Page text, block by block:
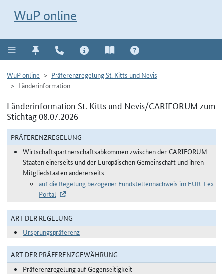
WuP online
WuP online
Präferenzregelung St. Kitts und Nevis
Länderinformation
Länderinformation St. Kitts und Nevis/CARIFORUM zum
Stichtag 08.07.2026
PRÄFERENZREGELUNG
Wirtschaftspartnerschaftsabkommen zwischen den CARIFORUM-
Staaten einerseits und der Europäischen Gemeinschaft und ihren
Mitgliedstaaten andererseits
auf die Regelung bezogener Fundstellennachweis im EUR-Lex
Portal
ART DER REGELUNG
Ursprungspräferenz
ART DER PRÄFERENZGEWÄHRUNG
Präferenzregelung auf Gegenseitigkeit